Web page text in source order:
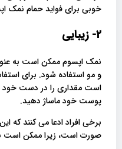
خوبی برای فواید حمام نمک
2- زیبایی
نمک اپسوم ممکن است به
و مو استفاده شود. برای
است مقداری را در دست خود
پوست خود ماساژ دهید.
برخی افراد ادعا می کنند که
صورت است، زیرا ممکن است